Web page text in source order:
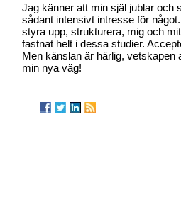
Jag känner att min själ jublar och
sådant intensivt intresse för
styra upp, strukturera, mig och
fastnat helt i dessa studier.
Men känslan är härlig, vetskapen
min nya väg!